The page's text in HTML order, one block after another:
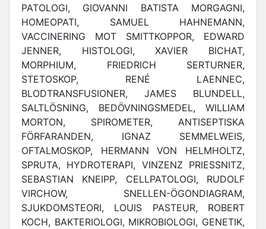
PATOLOGI, GIOVANNI BATISTA MORGAGNI,
HOMEOPATI, SAMUEL HAHNEMANN,
VACCINERING MOT SMITTKOPPOR, EDWARD
JENNER, HISTOLOGI, XAVIER BICHAT,
MORPHIUM, FRIEDRICH SERTURNER,
STETOSKOP, RENÉ LAENNEC,
BLODTRANSFUSIONER, JAMES BLUNDELL,
SALTLÖSNING, BEDÖVNINGSMEDEL, WILLIAM
MORTON, SPIROMETER, ANTISEPTISKA
FÖRFARANDEN, IGNAZ SEMMELWEIS,
OFTALMOSKOP, HERMANN VON HELMHOLTZ,
SPRUTA, HYDROTERAPI, VINZENZ PRIESSNITZ,
SEBASTIAN KNEIPP, CELLPATOLOGI, RUDOLF
VIRCHOW, SNELLEN-ÖGONDIAGRAM,
SJUKDOMSTEORI, LOUIS PASTEUR, ROBERT
KOCH, BAKTERIOLOGI, MIKROBIOLOGI, GENETIK,